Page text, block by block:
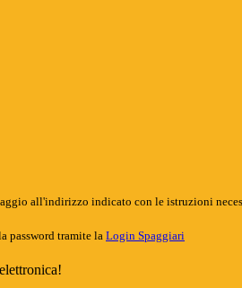
all'indirizzo indicato con le istruzioni
password tramite la Login Spaggiari